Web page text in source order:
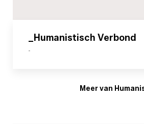
_Humanistisch Verbond
-
Meer van